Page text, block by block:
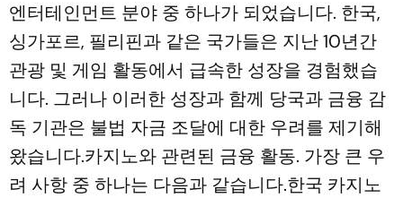
엔터테인먼트 분야 중 하나가 되었습니다. 한국,
싱가포르, 필리핀과 같은 국가들은 지난 10년간
관광 및 게임 활동에서 급속한 성장을 경험했습
니다. 그러나 이러한 성장과 함께 당국과 금융 감
독 기관은 불법 자금 조달에 대한 우려를 제기해
왔습니다.카지노와 관련된 금융 활동. 가장 큰 우
려 사항 중 하나는 다음과 같습니다.한국 카지노